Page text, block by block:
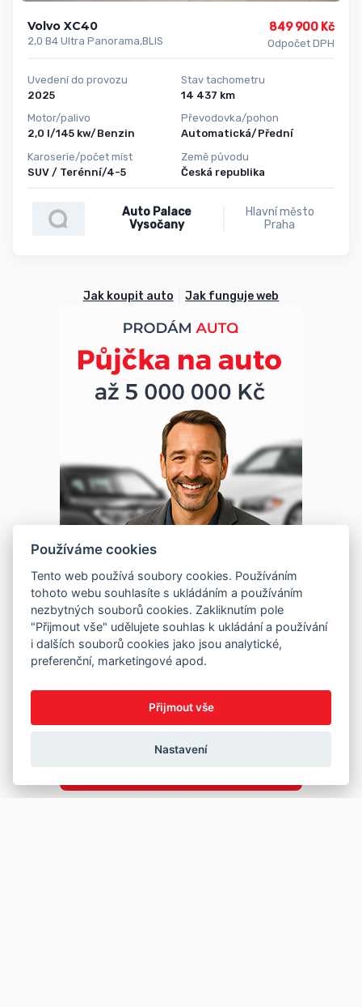
Volvo XC40
2,0 B4 Ultra Panorama,BLIS
849 900 Kč
Odpočet DPH
Uvedení do provozu
2025
Motor/palivo
2,0 l/145 kw/Benzin
Karoserie/počet míst
SUV / Terénní/4-5
Stav tachometru
14 437 km
Převodovka/pohon
Automatická/Přední
Země původu
Česká republika
Auto Palace
Vysočany
Hlavní město
Praha
Jak koupit auto Jak funguje web
Používáme cookies
Tento web používá soubory cookies. Používáním
tohoto webu souhlasíte s ukládáním a používáním
nezbytných souborů cookies. Zakliknutím pole
"Přijmout vše" udělujete souhlas k ukládání a používání
i dalších souborů cookies jako jsou analytické,
preferenční, marketingové apod.
Přijmout vše
Nastavení